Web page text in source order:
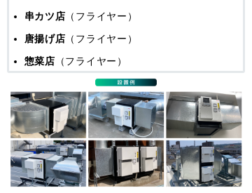
串カツ店 （フライヤー）
唐揚げ店 （フライヤー）
惣菜店 （フライヤー）